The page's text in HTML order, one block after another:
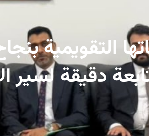
التقويمية
دقيقة لسير